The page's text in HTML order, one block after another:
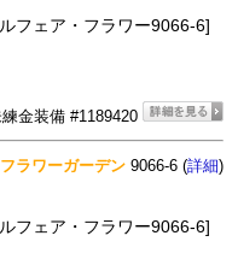
フェア・フラワー9066-6]
金装備 #1189420
ラワーガーデン 9066-6 (詳細)
フェア・フラワー9066-6]